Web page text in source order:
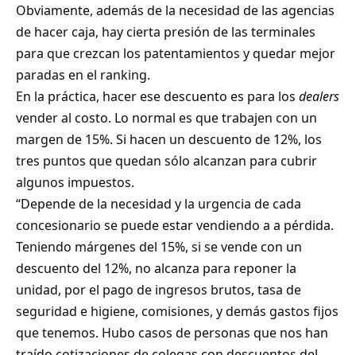
Obviamente, además de la necesidad de las agencias
de hacer caja, hay cierta presión de las terminales
para que crezcan los patentamientos y quedar mejor
paradas en el ranking.
En la práctica, hacer ese descuento es para los dealers
vender al costo. Lo normal es que trabajen con un
margen de 15%. Si hacen un descuento de 12%, los
tres puntos que quedan sólo alcanzan para cubrir
algunos impuestos.
“Depende de la necesidad y la urgencia de cada
concesionario se puede estar vendiendo a a pérdida.
Teniendo márgenes del 15%, si se vende con un
descuento del 12%, no alcanza para reponer la
unidad, por el pago de ingresos brutos, tasa de
seguridad e higiene, comisiones, y demás gastos fijos
que tenemos. Hubo casos de personas que nos han